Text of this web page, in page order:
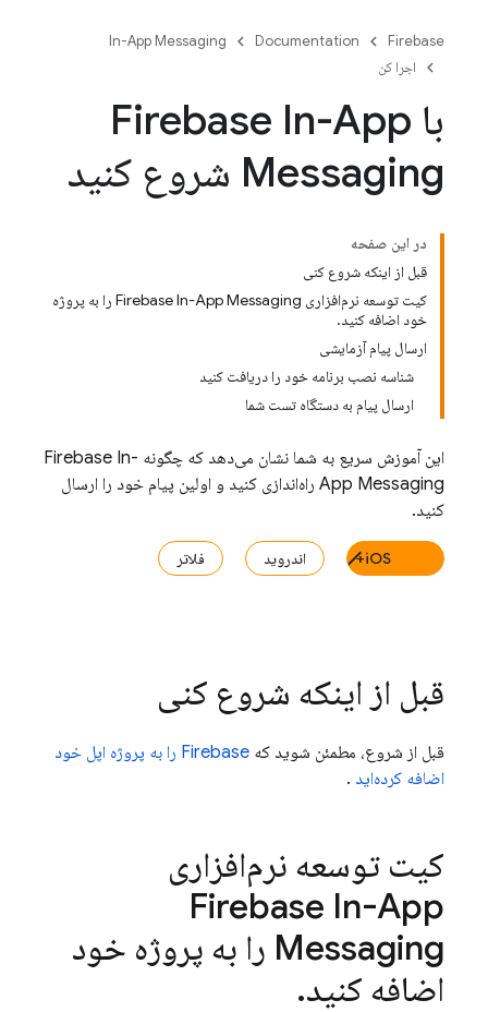
Firebase
Documentation
In-App Messaging
اجرا کن
با Firebase In-App
Messaging شروع کنید
در این صفحه
قبل از اینکه شروع کنی
کیت توسعه نرم‌افزاری Firebase In-App Messaging را به پروژه
خود اضافه کنید.
ارسال پیام آزمایشی
شناسه نصب برنامه خود را دریافت کنید
ارسال پیام به دستگاه تست شما
این آموزش سریع به شما نشان می‌دهد که چگونه Firebase In-
App Messaging راه‌اندازی کنید و اولین پیام خود را ارسال
کنید.
iOS+ اندروید فلاتر
قبل از اینکه شروع کنی
قبل از شروع، مطمئن شوید که
Firebase را به پروژه اپل خود
اضافه کرده‌اید .
کیت توسعه نرم‌افزاری
Firebase In-App
Messaging را به پروژه خود
اضافه کنید.